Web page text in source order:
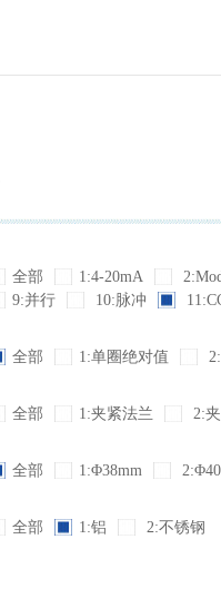
全部 1:4-20mA
9:并行
10:脉冲
全部 1:单圈绝对值
全部 1:夹紧法兰 2:
全部 1:Φ38mm
全部 1:铝 2:不锈钢